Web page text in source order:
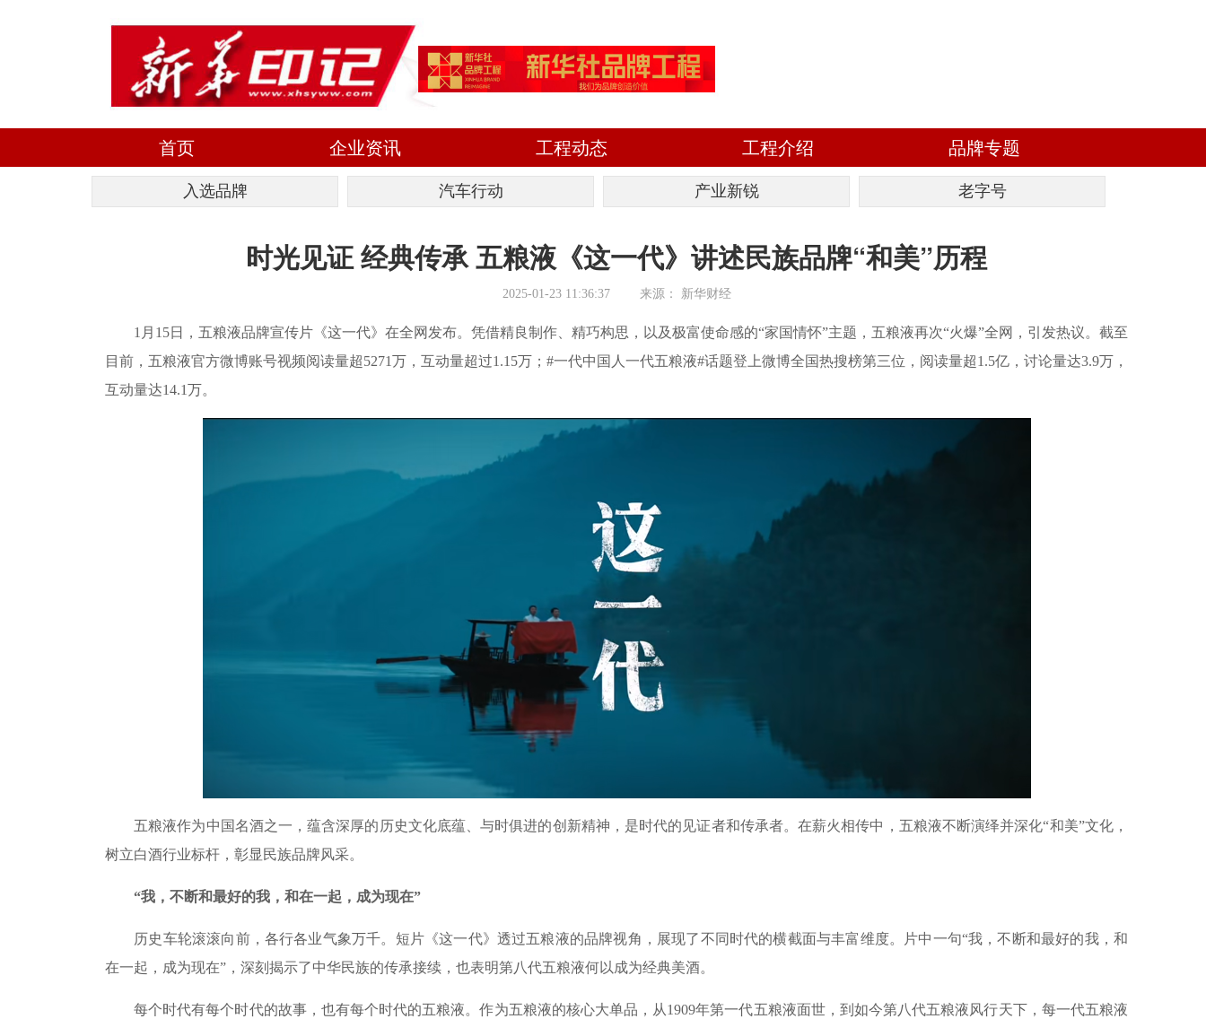
首页 企业资讯 工程动态 工程介绍 品牌专题
入选品牌 汽车行动 产业新锐 老字号
时光见证 经典传承 五粮液《这一代》讲述民族品牌“和美”历程
2025-01-23 11:36:37 来源： 新华财经
1月15日，五粮液品牌宣传片《这一代》在全网发布。凭借精良制作、精巧构思，以及极富使命感的“家国情怀”主题，五粮液再次“火爆”全网，引发热议。截至
目前，五粮液官方微博账号视频阅读量超5271万，互动量超过1.15万；#一代中国人一代五粮液#话题登上微博全国热搜榜第三位，阅读量超1.5亿，讨论量达3.9万，
互动量达14.1万。
五粮液作为中国名酒之一，蕴含深厚的历史文化底蕴、与时俱进的创新精神，是时代的见证者和传承者。在薪火相传中，五粮液不断演绎并深化“和美”文化，
树立白酒行业标杆，彰显民族品牌风采。
“我，不断和最好的我，和在一起，成为现在”
历史车轮滚滚向前，各行各业气象万千。短片《这一代》透过五粮液的品牌视角，展现了不同时代的横截面与丰富维度。片中一句“我，不断和最好的我，和
在一起，成为现在”，深刻揭示了中华民族的传承接续，也表明第八代五粮液何以成为经典美酒。
每个时代有每个时代的故事，也有每个时代的五粮液。作为五粮液的核心大单品，从1909年第一代五粮液面世，到如今第八代五粮液风行天下，每一代五粮液